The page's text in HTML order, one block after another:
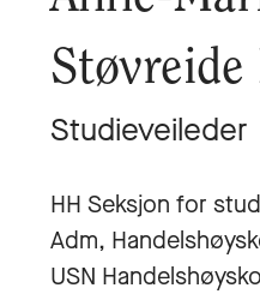
Støvreide
Studieveileder
HH Seksjon for
Adm,
USN